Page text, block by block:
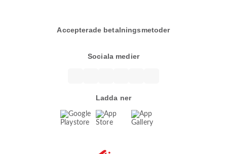
Accepterade betalningsmetoder
Sociala medier
Ladda ner